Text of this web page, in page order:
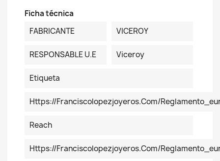
Ficha técnica
FABRICANTE
VICEROY
RESPONSABLE U.E Viceroy
Etiqueta
Https://franciscolopezjoyeros.com/
Reach
Https://franciscolopezjoyeros.com/